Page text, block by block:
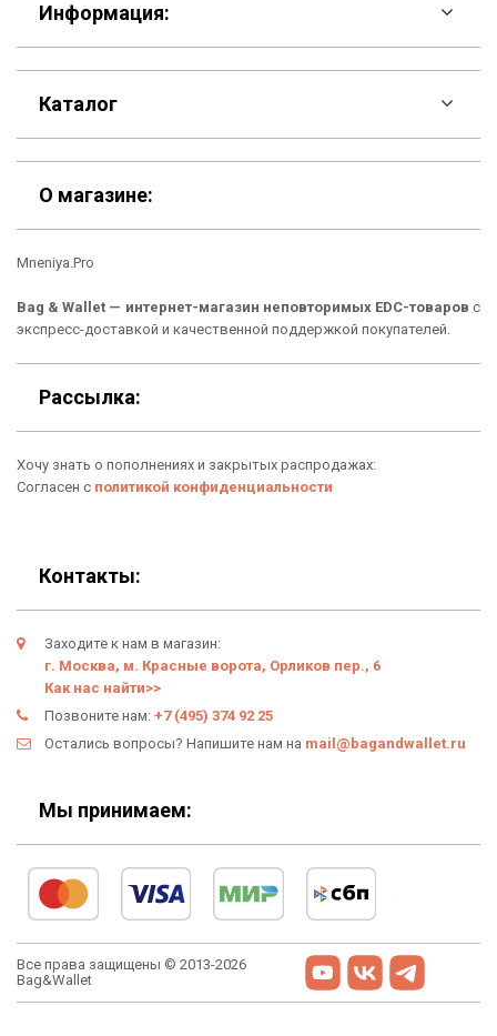
Информация:
F.A.Q
Контакты
Шоурум
Материалы
Подарочные сертификаты
О нас
Отзывы о Bag & Wallet
Гарантия
Условия возврата
Оферта
Политика конфиденциальности
Каталог
Скидки
Кошельки
Сумки
Новинки
Подарки
О магазине:
Mneniya.Pro
Bag & Wallet — интернет-магазин неповторимых EDC-товаров с
экспресс-доставкой и качественной поддержкой покупателей.
Рассылка:
Хочу знать о пополнениях и закрытых распродажах:
Согласен с политикой конфиденциальности
Контакты:
Заходите к нам в магазин:
г. Москва, м. Красные ворота, Орликов пер., 6
Как нас найти>>
Позвоните нам: +7 (495) 374 92 25
Остались вопросы? Напишите нам на mail@bagandwallet.ru
Мы принимаем:
Все права защищены © 2013-2026
Bag&Wallet